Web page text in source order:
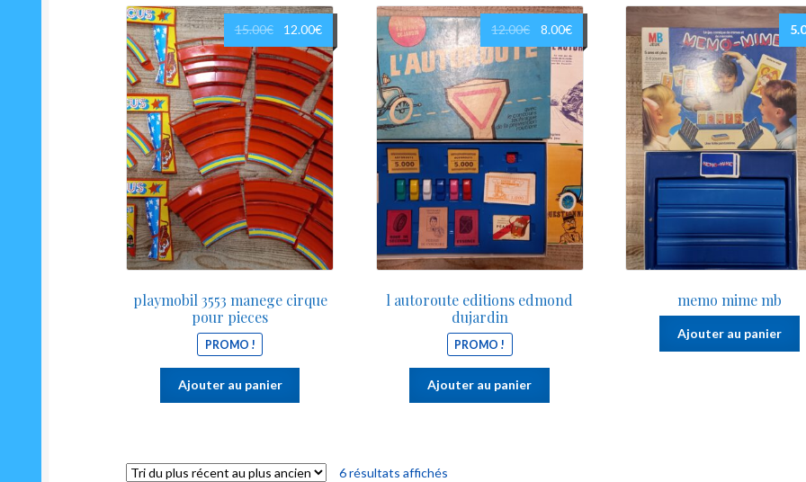
playmobil 3553 manege cirque
pour pieces
PROMO !
15.00€
Le
prix
initial
était :
15.00€.
12.00€Le
prix
actuel
est :
12.00€.
Ajouter au panier
l autoroute editions edmond
dujardin
PROMO !
12.00€
Le
prix
initial
était :
12.00€.
8.00€Le
prix
actuel
est :
8.00€.
Ajouter au panier
memo mime mb
Ajouter au panier
6 résultats affichés